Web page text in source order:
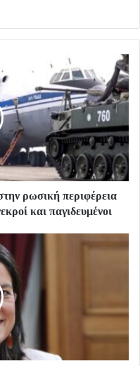
ρωσική περιφέρεια
και παγιδευμένοι